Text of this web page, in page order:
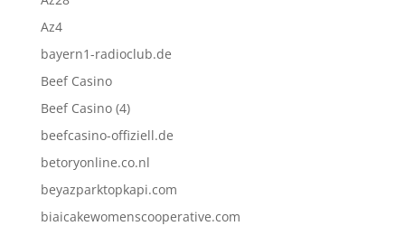
Az4
bayern1-radioclub.de
Beef Casino
Beef Casino (4)
beefcasino-offiziell.de
betoryonline.co.nl
beyazparktopkapi.com
biaicakewomenscooperative.com